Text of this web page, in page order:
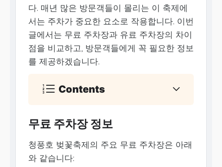
다. 매년 많은 방문객들이 몰리는 이 축제에
서는 주차가 중요한 요소로 작용합니다. 이번
글에서는 무료 주차장과 유료 주차장의 차이
점을 비교하고, 방문객들에게 꼭 필요한 정보
를 제공하겠습니다.
Contents
무료 주차장 정보
청풍호 벚꽃축제의 주요 무료 주차장은 아래
와 같습니다: